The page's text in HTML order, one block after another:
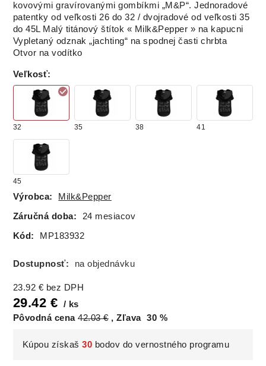
kovovými gravírovanými gombíkmi „M&P“.Jednoradové
patentky od veľkosti 26 do 32 / dvojradové od veľkosti 35
do 45L Malý titánový štítok « Milk&Pepper » na kapucni
Vypletaný odznak „jachting“ na spodnej časti chrbta
Otvor na vodítko
Veľkosť:
32 35 38 41
45
Výrobca: Milk&Pepper
Záručná doba: 24 mesiacov
Kód: MP183932
Dostupnosť: na objednávku
23.92 € bez DPH
29.42 €
ks
Pôvodná cena 42.03€ Zľava 30 %
Kúpou získaš30 bodov do vernostného programu